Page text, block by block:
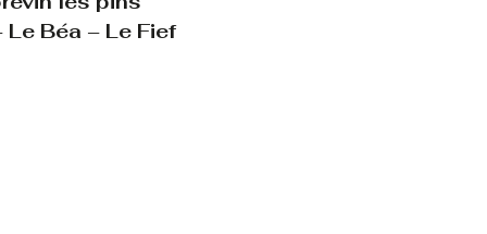
Le Béa – Le Fief